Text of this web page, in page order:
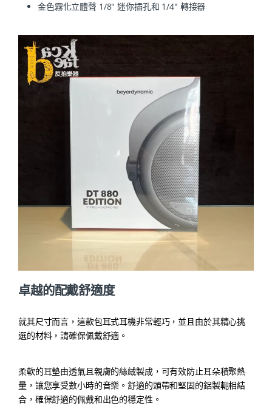
金色霧化立體聲 1/8″ 迷你插孔和 1/4″ 轉接器
卓越的配戴舒適度
就其尺寸而言，這款包耳式耳機非常輕巧，並且由於其精心挑
選的材料，請確保佩戴舒適。
柔軟的耳墊由透氣且親膚的絲絨製成，可有效防止耳朵積聚熱
量，讓您享受數小時的音樂。舒適的頭帶和堅固的鋁製軛相結
合，確保舒適的佩戴和出色的穩定性。